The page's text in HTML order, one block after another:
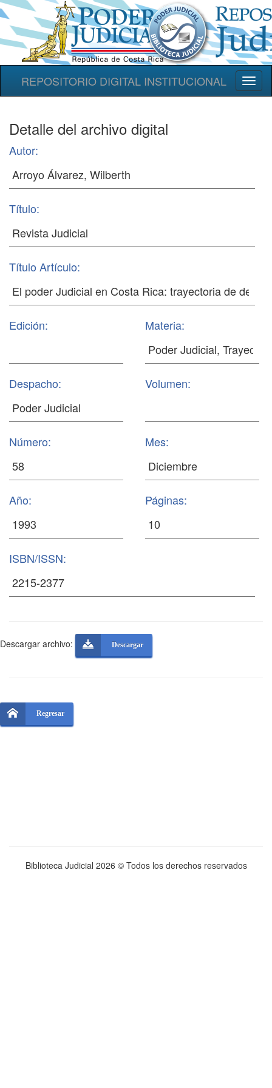
REPOSITORIO DIGITAL INSTITUCIONAL
Detalle del archivo digital
Autor:
Título:
Título Artículo:
Edición: Materia:
Despacho: Volumen:
Número: Mes:
Año: Páginas:
ISBN/ISSN:
Descargar archivo: Descargar
Regresar
Biblioteca Judicial 2026 © Todos los derechos reservados